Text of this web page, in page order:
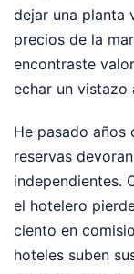
dejar una planta
precios de la
encontraste
echar un vistazo
He pasado años
reservas
independientes.
el hotelero
ciento en
hoteles suben